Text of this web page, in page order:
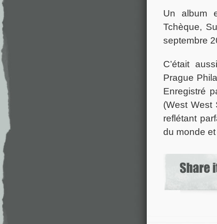
Un album
Tchèque,
septembre
C’était
Prague
Enregistré
(West West
reflétant
du monde